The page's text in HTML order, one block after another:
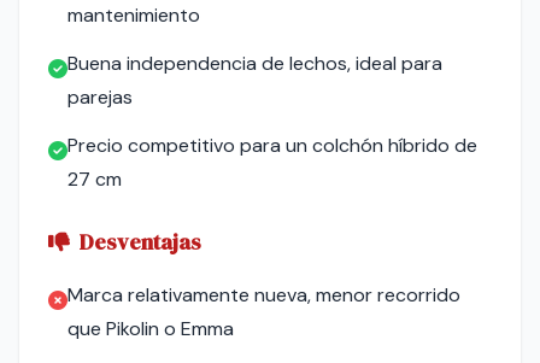
mantenimiento
Buena independencia de lechos, ideal para
parejas
Precio competitivo para un colchón híbrido de
27 cm
Desventajas
Marca relativamente nueva, menor recorrido
que Pikolin o Emma